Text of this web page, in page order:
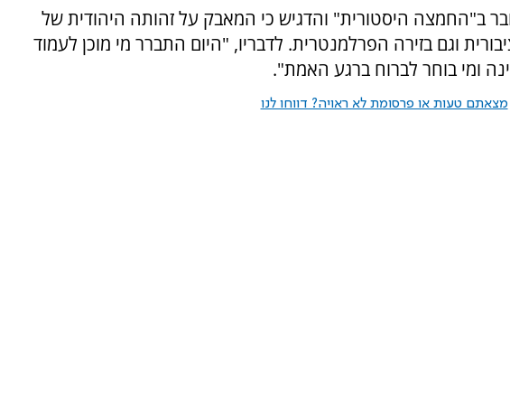
ב"החמצה היסטורית" והדגיש כי המאבק על זהותה היהודית של
וגם בזירה הפרלמנטרית. לדבריו, "היום התברר מי מוכן לעמוד
ומי בוחר לברוח ברגע האמת".
מצאתם טעות או פרסומת לא ראויה? דווחו לנו